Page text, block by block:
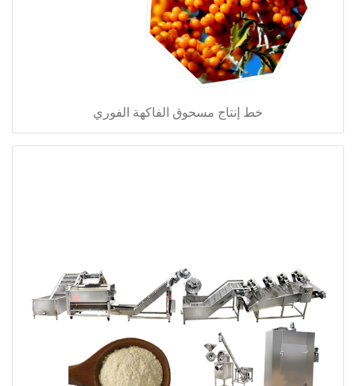
خط إنتاج مسحوق الفاكهة الفوري